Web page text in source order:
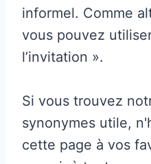
informel. Comme
vous pouvez
l’invitation ».
Si vous trouvez
synonymes utile,
cette page à vos